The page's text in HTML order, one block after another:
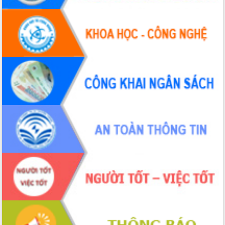
Tháo gỡ những vướng mắc, đẩy mạnh
công tác cải cách thủ tục hành chính
tại Trung tâm Phục vụ hành chính
công tỉnh
Đắk Lắk: Tôn vinh 46 giải pháp tại Hội
thi Sáng tạo Kỹ thuật 2024 - 2025
Đắk Lắk rà soát, điều chỉnh Đề án 190
về phát triển nuôi trồng thủy sản
Phó Chủ tịch UBND tỉnh Đắk Lắk
Trương Công Thái kiểm tra thực địa
Dự án cao tốc Khánh Hòa - Buôn Ma
Thuột
Định vị cà phê Việt Nam như một “di
sản sống” trong dòng chảy toàn cầu
Xây dựng nông thôn mới: Nâng cao đời
sống người dân từ những mô hình thiết
thực
Quyết liệt tháo gỡ vướng mắc, đẩy
nhanh tiến độ các dự án trọng điểm
trong Khu kinh tế Nam Phú Yên